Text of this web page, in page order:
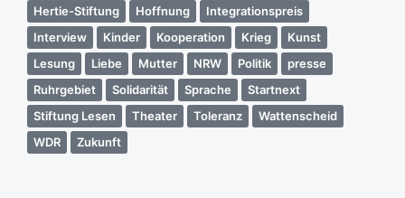
Hertie-Stiftung
Hoffnung
Integrationspreis
Interview
Kinder Kooperation Krieg
Kunst
Lesung
Liebe Mutter NRW Politik
presse
Ruhrgebiet
Solidarität Sprache
Startnext
Stiftung Lesen
Theater Toleranz
Wattenscheid
WDR
Zukunft